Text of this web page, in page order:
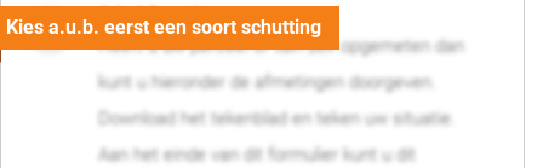
04. Afmetingen
Heeft u uw perceel of tuin zelf opgemeten dan
kunt u hieronder de afmetingen doorgeven.
Download het tekenblad en teken uw situatie.
Aan het einde van dit formulier kunt u dit